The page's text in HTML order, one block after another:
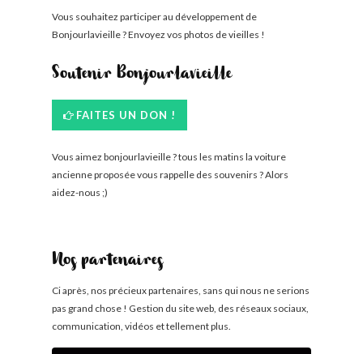
Vous souhaitez participer au développement de
Bonjourlavieille ? Envoyez vos photos de vieilles !
Soutenir Bonjourlavieille
FAITES UN DON !
Vous aimez bonjourlavieille ? tous les matins la voiture
ancienne proposée vous rappelle des souvenirs ? Alors
aidez-nous ;)
Nos partenaires
Ci après, nos précieux partenaires, sans qui nous ne serions
pas grand chose ! Gestion du site web, des réseaux sociaux,
communication, vidéos et tellement plus.